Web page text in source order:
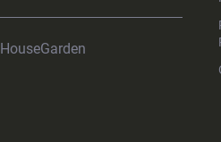
HouseGarden